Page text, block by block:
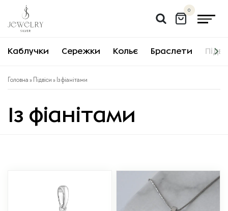
Перейти
вмісту
0
Каблучки Сережки Кольє Браслети
Головна» Підвіси» Із фіанітами
Із фіанітами